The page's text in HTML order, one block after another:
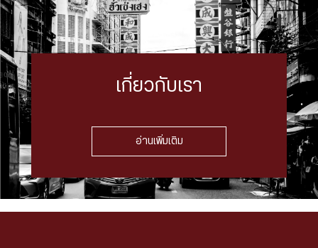
เกี่ยวกับเรา
อ่านเพิ่มเติม